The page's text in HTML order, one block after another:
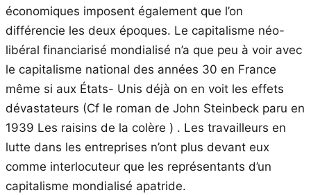
économiques imposent également que l’on
différencie les deux époques. Le capitalisme néo-
libéral financiarisé mondialisé n’a que peu à voir avec
le capitalisme national des années 30 en France
même si aux États- Unis déjà on en voit les effets
dévastateurs (Cf le roman de John Steinbeck paru en
1939 Les raisins de la colère ) . Les travailleurs en
lutte dans les entreprises n’ont plus devant eux
comme interlocuteur que les représentants d’un
capitalisme mondialisé apatride.